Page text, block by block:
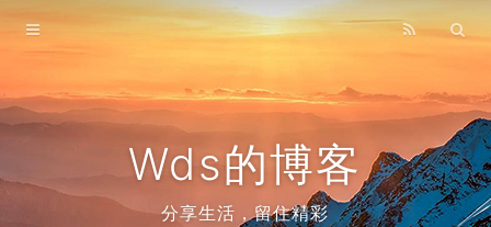
Wds的博客
分享生活，留住精彩
Home